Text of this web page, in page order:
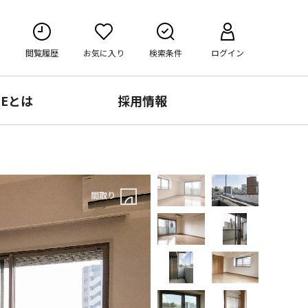
閲覧履歴 お気に入り 検索条件 ログイン
とは 採用情報
間取り